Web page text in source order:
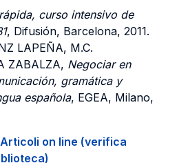
curso intensivo de
, Difusión, Barcelona, 2011.
LAPEÑA, M.C.
ZABALZA, Negociar en
gramática y
española, EGEA, Milano,
on line (verifica